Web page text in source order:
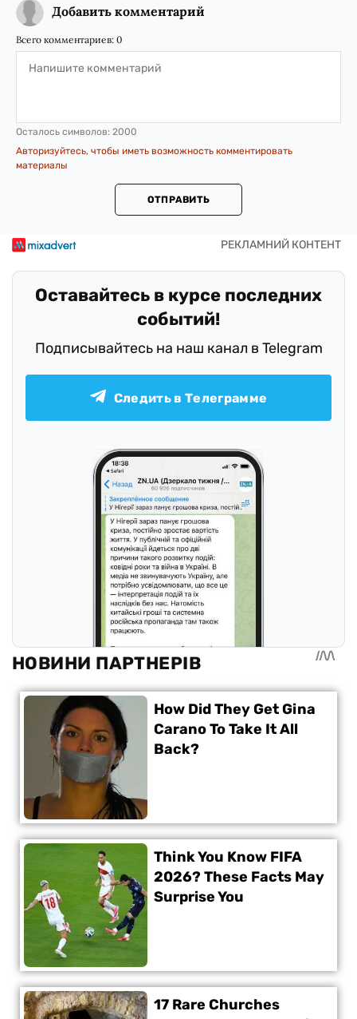
Добавить комментарий
Всего комментариев: 0
Осталось символов: 2000
Авторизуйтесь, чтобы иметь возможность комментировать
материалы
ОТПРАВИТЬ
Оставайтесь в курсе последних
событий!
Подписывайтесь на наш канал в Telegram
Следить в Телеграмме